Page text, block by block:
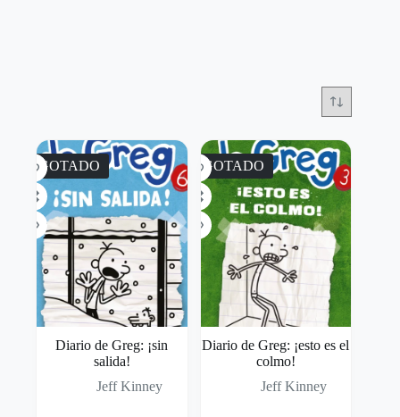
AGOTADO
Diario de Greg: ¡sin
salida!
Jeff Kinney
AGOTADO
Diario de Greg: ¡esto es el
colmo!
Jeff Kinney